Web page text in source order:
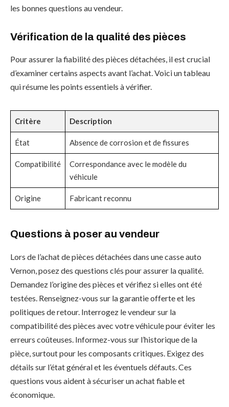
les bonnes questions au vendeur.
Vérification de la qualité des pièces
Pour assurer la fiabilité des pièces détachées, il est crucial
d’examiner certains aspects avant l’achat. Voici un tableau
qui résume les points essentiels à vérifier.
Critère Description
État Absence de corrosion et de fissures
Compatibilité
Correspondance avec le modèle du
véhicule
Origine Fabricant reconnu
Questions à poser au vendeur
Lors de l’achat de pièces détachées dans une casse auto
Vernon, posez des questions clés pour assurer la qualité.
Demandez l’origine des pièces et vérifiez si elles ont été
testées. Renseignez-vous sur la garantie offerte et les
politiques de retour. Interrogez le vendeur sur la
compatibilité des pièces avec votre véhicule pour éviter les
erreurs coûteuses. Informez-vous sur l’historique de la
pièce, surtout pour les composants critiques. Exigez des
détails sur l’état général et les éventuels défauts. Ces
questions vous aident à sécuriser un achat fiable et
économique.